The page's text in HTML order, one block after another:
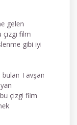
gelen
çizgi film
gibi iyi
bulan Tavşan
çizgi film